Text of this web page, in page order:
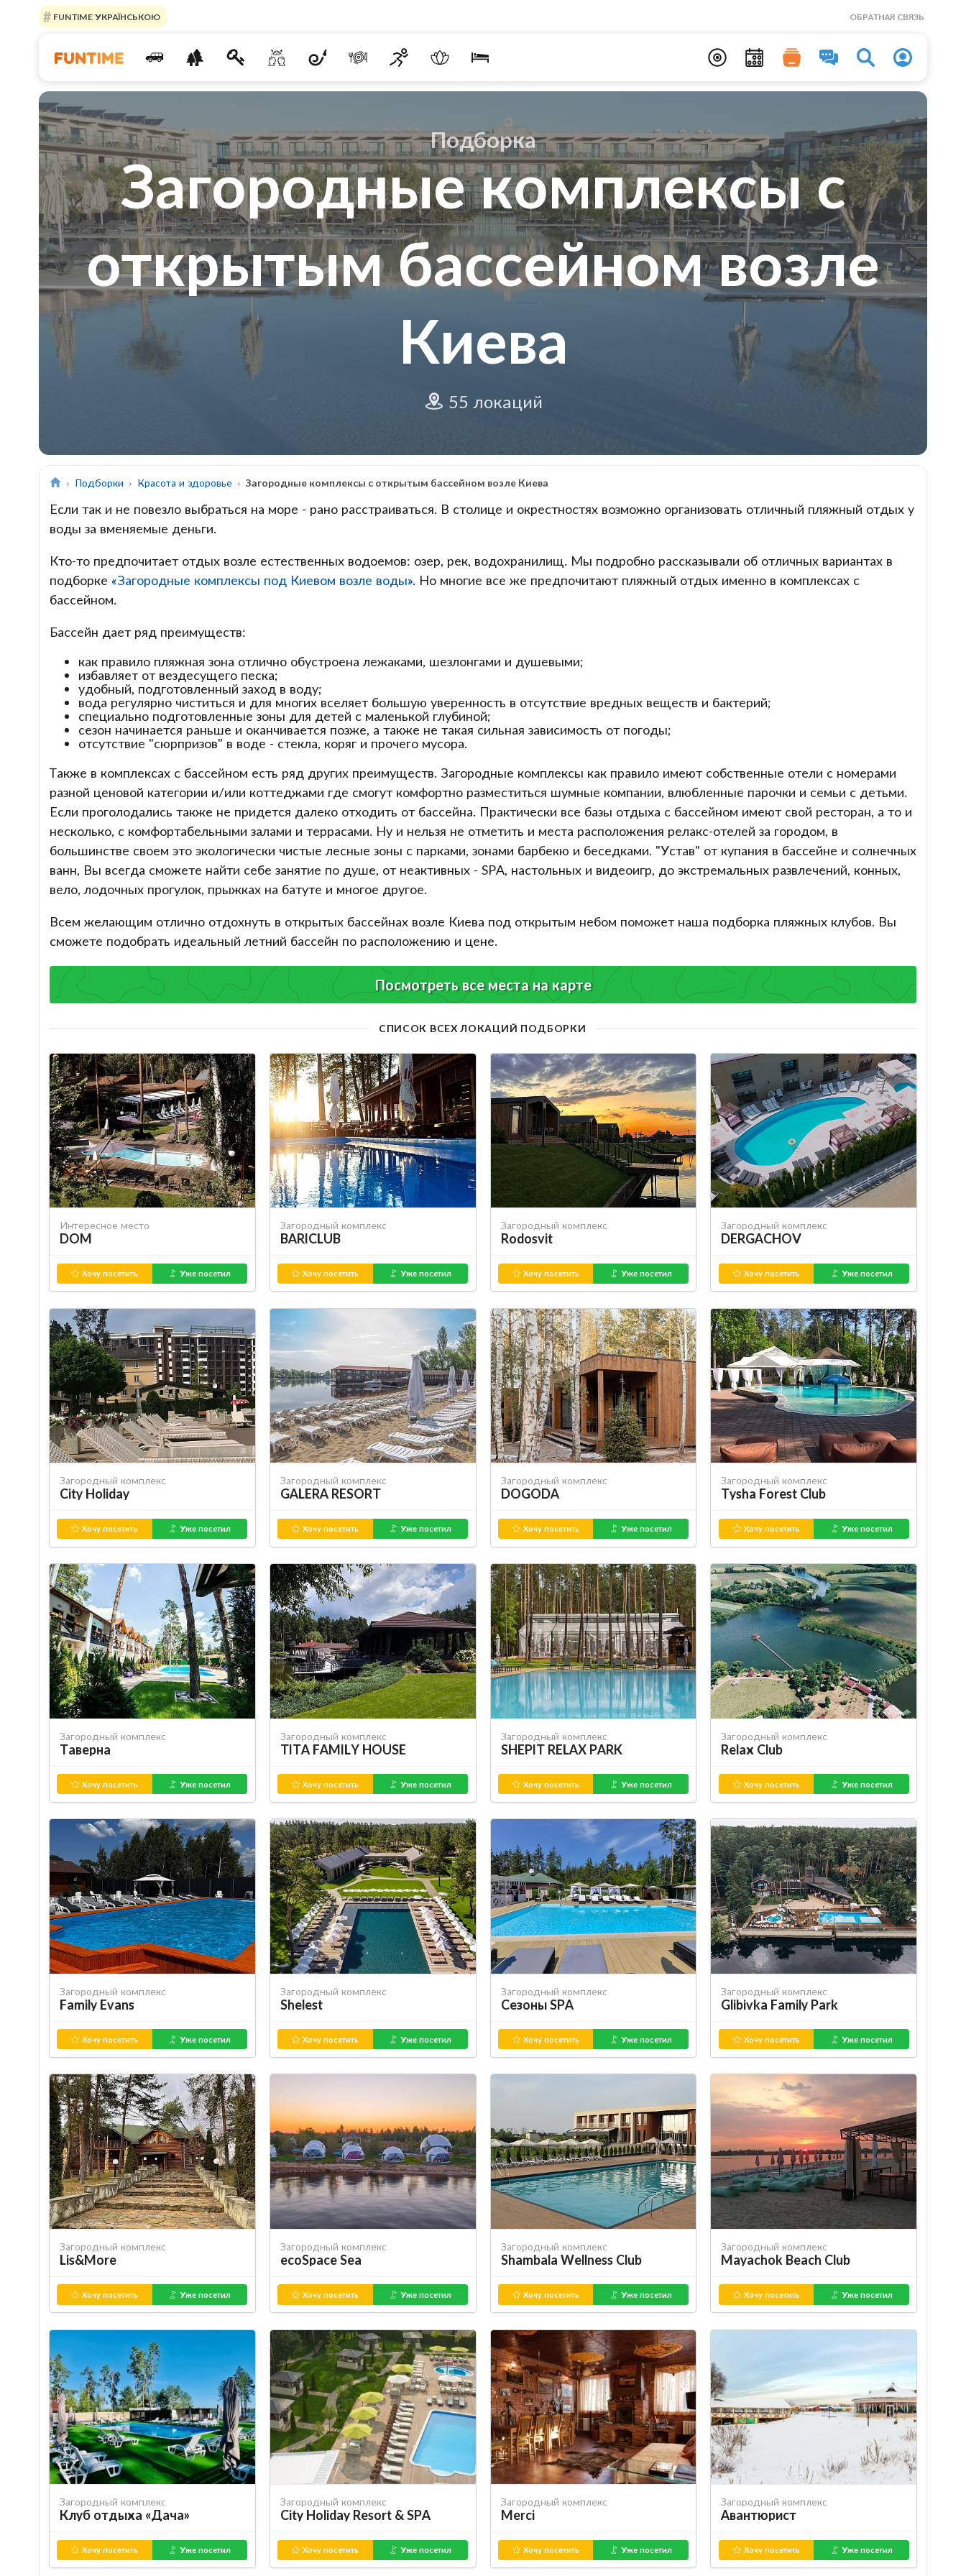
FUNTIME УКРАЇНСЬКОЮ ОБРАТНАЯ СВЯЗЬ
Подборка
Загородные комплексы с
открытым бассейном возле
Киева
55 локаций
Подборки Красота и здоровье Загородные комплексы с открытым бассейном возле Киева
Если так и не повезло выбраться на море - рано расстраиваться. В столице и окрестностях возможно организовать отличный пляжный отдых у
воды за вменяемые деньги.
Кто-то предпочитает отдых возле естественных водоемов: озер, рек, водохранилищ. Мы подробно рассказывали об отличных вариантах в
подборке «Загородные комплексы под Киевом возле воды». Но многие все же предпочитают пляжный отдых именно в комплексах с
бассейном.
Бассейн дает ряд преимуществ:
как правило пляжная зона отлично обустроена лежаками, шезлонгами и душевыми;
избавляет от вездесущего песка;
удобный, подготовленный заход в воду;
вода регулярно чиститься и для многих вселяет большую уверенность в отсутствие вредных веществ и бактерий;
специально подготовленные зоны для детей с маленькой глубиной;
сезон начинается раньше и оканчивается позже, а также не такая сильная зависимость от погоды;
отсутствие "сюрпризов" в воде - стекла, коряг и прочего мусора.
Также в комплексах с бассейном есть ряд других преимуществ. Загородные комплексы как правило имеют собственные отели с номерами
разной ценовой категории и/или коттеджами где смогут комфортно разместиться шумные компании, влюбленные парочки и семьи с детьми.
Если проголодались также не придется далеко отходить от бассейна. Практически все базы отдыха с бассейном имеют свой ресторан, а то и
несколько, с комфортабельными залами и террасами. Ну и нельзя не отметить и места расположения релакс-отелей за городом, в
большинстве своем это экологически чистые лесные зоны с парками, зонами барбекю и беседками. "Устав" от купания в бассейне и солнечных
ванн, Вы всегда сможете найти себе занятие по душе, от неактивных - SPA, настольных и видеоигр, до экстремальных развлечений, конных,
вело, лодочных прогулок, прыжках на батуте и многое другое.
Всем желающим отлично отдохнуть в открытых бассейнах возле Киева под открытым небом поможет наша подборка пляжных клубов. Вы
сможете подобрать идеальный летний бассейн по расположению и цене.
Посмотреть все места на карте
СПИСОК ВСЕХ ЛОКАЦИЙ ПОДБОРКИ
Интересное место
DOM
Хочу посетить Уже посетил
Загородный комплекс
BARICLUB
Хочу посетить Уже посетил
Загородный комплекс
Rodosvit
Хочу посетить Уже посетил
Загородный комплекс
DERGACHOV
Хочу посетить Уже посетил
Загородный комплекс
City Holiday
Хочу посетить Уже посетил
Загородный комплекс
GALERA RESORT
Хочу посетить Уже посетил
Загородный комплекс
DOGODA
Хочу посетить Уже посетил
Загородный комплекс
Tysha Forest Club
Хочу посетить Уже посетил
Загородный комплекс
Таверна
Хочу посетить Уже посетил
Загородный комплекс
TITA FAMILY HOUSE
Хочу посетить Уже посетил
Загородный комплекс
SHEPIT RELAX PARK
Хочу посетить Уже посетил
Загородный комплекс
Relax Club
Хочу посетить Уже посетил
Загородный комплекс
Family Evans
Хочу посетить Уже посетил
Загородный комплекс
Shelest
Хочу посетить Уже посетил
Загородный комплекс
Сезоны SPA
Хочу посетить Уже посетил
Загородный комплекс
Glibivka Family Park
Хочу посетить Уже посетил
Загородный комплекс
Lis&More
Хочу посетить Уже посетил
Загородный комплекс
ecoSpace Sea
Хочу посетить Уже посетил
Загородный комплекс
Shambala Wellness Club
Хочу посетить Уже посетил
Загородный комплекс
Mayachok Beach Club
Хочу посетить Уже посетил
Загородный комплекс
Клуб отдыха «Дача»
Хочу посетить Уже посетил
Загородный комплекс
City Holiday Resort & SPA
Хочу посетить Уже посетил
Загородный комплекс
Merci
Хочу посетить Уже посетил
Загородный комплекс
Авантюрист
Хочу посетить Уже посетил